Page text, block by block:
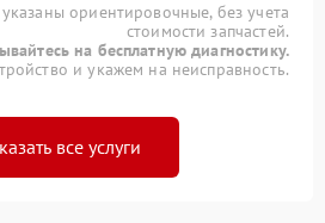
ориентировочные, без учета
стоимости запчастей.
на бесплатную диагностику.
и укажем на неисправность.
все услуги